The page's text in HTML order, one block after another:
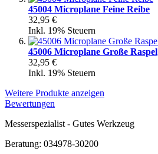
45004 Microplane Feine Reibe
32,95 €
Inkl. 19% Steuern
45006 Microplane Große Raspel
32,95 €
Inkl. 19% Steuern
Weitere Produkte anzeigen
Bewertungen
Messerspezialist - Gutes Werkzeug
Beratung: 034978-30200